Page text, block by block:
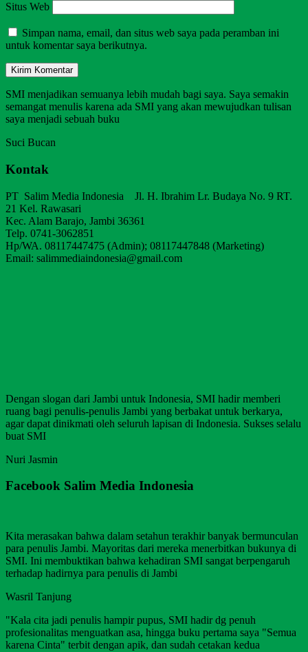
Situs Web
Simpan nama, email, dan situs web saya pada peramban ini
untuk komentar saya berikutnya.
SMI menjadikan semuanya lebih mudah bagi saya. Saya semakin
semangat menulis karena ada SMI yang akan mewujudkan tulisan
saya menjadi sebuah buku
Suci Bucan
Kontak
PT Salim Media Indonesia Jl. H. Ibrahim Lr. Budaya No. 9 RT.
21 Kel. Rawasari
Kec. Alam Barajo, Jambi 36361
Telp. 0741-3062851
Hp/WA. 08117447475 (Admin); 08117447848 (Marketing)
Email: salimmediaindonesia@gmail.com
Dengan slogan dari Jambi untuk Indonesia, SMI hadir memberi
ruang bagi penulis-penulis Jambi yang berbakat untuk berkarya,
agar dapat dinikmati oleh seluruh lapisan di Indonesia. Sukses selalu
buat SMI
Nuri Jasmin
Facebook Salim Media Indonesia
Kita merasakan bahwa dalam setahun terakhir banyak bermunculan
para penulis Jambi. Mayoritas dari mereka menerbitkan bukunya di
SMI. Ini membuktikan bahwa kehadiran SMI sangat berpengaruh
terhadap hadirnya para penulis di Jambi
Wasril Tanjung
"Kala cita jadi penulis hampir pupus, SMI hadir dg penuh
profesionalitas menguatkan asa, hingga buku pertama saya "Semua
karena Cinta" terbit dengan apik, dan sudah cetakan kedua